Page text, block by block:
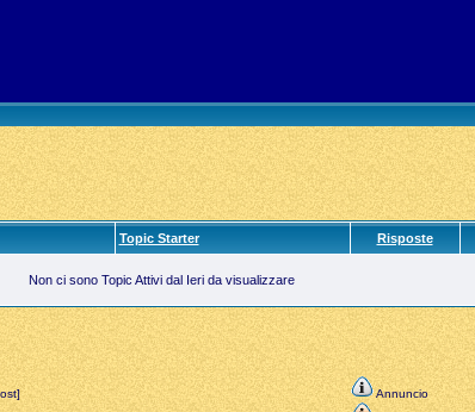
Topic Starter Risposte
Non ci sono Topic Attivi dal Ieri da visualizzare
Annuncio